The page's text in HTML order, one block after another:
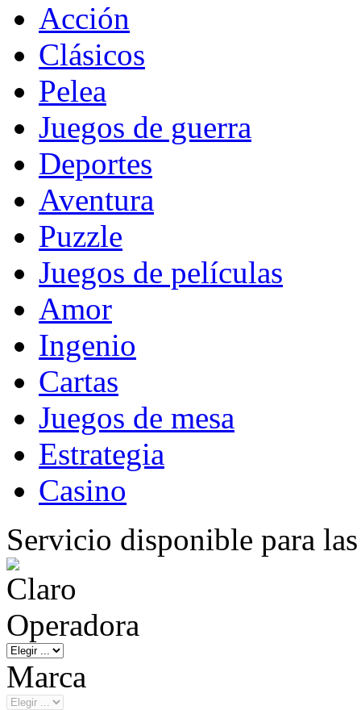
Acción
Clásicos
Pelea
Juegos de guerra
Deportes
Aventura
Puzzle
Juegos de películas
Amor
Ingenio
Cartas
Juegos de mesa
Estrategia
Casino
Servicio disponible para
Operadora
Marca